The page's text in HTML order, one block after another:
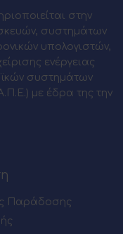
στην
συστημάτων
υπολογιστών,
ενέργειας
συστημάτων
με έδρα της την
Παράδοσης